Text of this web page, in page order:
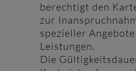
berechtigt den
zur
spezieller
Leistungen.
Die